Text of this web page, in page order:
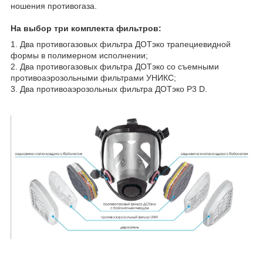
ношения противогаза.
На выбор три комплекта фильтров:
1. Два противогазовых фильтра ДОТэко трапециевидной
формы в полимерном исполнении;
2. Два противогазовых фильтра ДОТэко со съемными
противоаэрозольными фильтрами УНИКС;
3. Два противоаэрозольных фильтра ДОТэко Р3 D.